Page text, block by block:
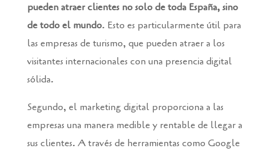
pueden atraer clientes no solo de toda España, sino
de todo el mundo. Esto es particularmente útil para
las empresas de turismo, que pueden atraer a los
visitantes internacionales con una presencia digital
sólida.
Segundo, el marketing digital proporciona a las
empresas una manera medible y rentable de llegar a
sus clientes. A través de herramientas como Google